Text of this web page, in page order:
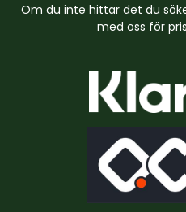
Om du inte hittar det du
med oss för